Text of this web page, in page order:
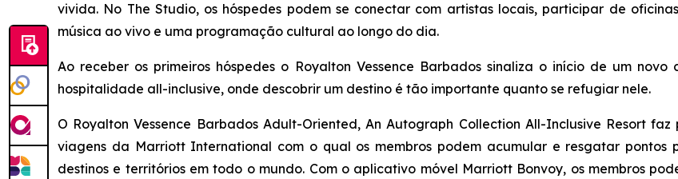
vivida. No The Studio, os hóspedes podem se conectar com artistas locais, participar de
música ao vivo e uma programação cultural ao longo do dia.
Ao receber os primeiros hóspedes o Royalton Vessence Barbados sinaliza o início de um
hospitalidade all-inclusive, onde descobrir um destino é tão importante quanto se refugiar nele.
O Royalton Vessence Barbados Adult-Oriented, An Autograph Collection All-Inclusive Resort
viagens da Marriott International com o qual os membros podem acumular e resgatar pontos
destinos e territórios em todo o mundo. Com o aplicativo móvel Marriott Bonvoy, os membros